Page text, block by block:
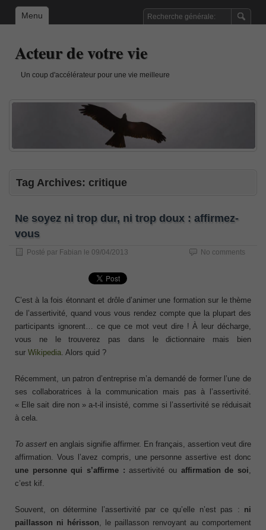
Menu
Acteur de votre vie
Un coup d'accélérateur pour une vie meilleure
Tag Archives: critique
Ne soyez ni trop dur, ni trop doux : affirmez-
vous
Posté par Fabian le 09/04/2013 No comments
C’est à la fois étonnant et drôle d’animer une formation sur le thème
de l’assertivité, quand vous vous rendez compte que la plupart des
participants ignorent… ce que ce mot veut dire ! À leur décharge,
vous ne le trouverez pas dans le dictionnaire mais bien
sur Wikipedia . Alors quid ?
Récemment, un patron d’entreprise m’a demandé de former l’une de
ses collaboratrices à la communication mais pas à l’assertivité.
« Elle sait dire non » a-t-il insisté, comme si l’assertivité se réduisait
à cela.
To assert en anglais signifie affirmer. En français, assertion veut dire
affirmation. Vous l’avez compris, une personne assertive est donc
une personne qui s’affirme : assertivité ou affirmation de soi
c’est kif.
Souvent, on détermine l’assertivité par ce qu’elle n’est pas : ni
paillasson ni hérisson , le paillasson renvoyant au comportement